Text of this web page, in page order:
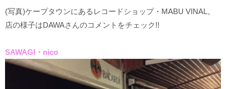
(写真)ケープタウンにあるレコードショップ・MABU VINAL。
店の様子はDAWAさんのコメントをチェック!!
SAWAGI・nico